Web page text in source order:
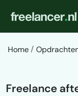
Home
Freelance